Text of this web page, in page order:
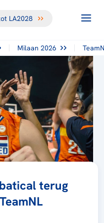
LA2028
Milaan 2026
terug